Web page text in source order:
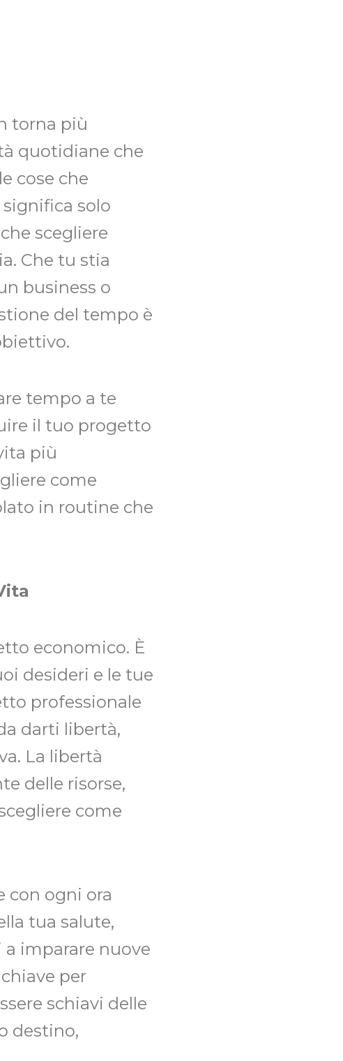
torna più
quotidiane che
cose che
solo
scegliere
Che tu stia
business o
del tempo è
tempo a te
il tuo progetto
più
come
in routine che
economico. È
desideri e le tue
professionale
darti libertà,
La libertà
delle risorse,
come
con ogni ora
tua salute,
imparare nuove
per
schiavi delle
destino,